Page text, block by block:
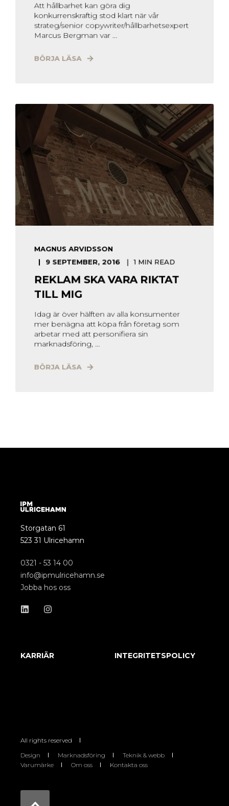
Att hållbarhet kan göra dig
konkurrenskraftig stod klart när vår
strateg/senior copywriter/hållbarhetsexpert
Marcus Bergman var ...
BÖRJA LÄSA
MAGNUS ARVIDSSON
9 SEPTEMBER, 2016 1 MIN READ
REKLAM SKA VARA RIKTAT
TILL MIG
Idag är över hälften av alla konsumenter
mer benägna att köpa från företag som
arbetar med att personifiera sin
marknadsföring, ...
BÖRJA LÄSA
Storgatan 61
523 31 Ulricehamn
0321 - 53 14 00
info@ipmulricehamn.se
Jobba hos oss
KARRIÄR INTEGRITETSPOLICY
All rights reserved
Design
Marknadsföring
Teknik & webb
Varumärke
Om oss Kontakta oss